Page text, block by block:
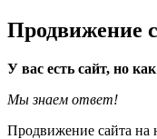
Продвижение
У вас есть сайт, но
Мы знаем ответ!
Продвижение сайта на